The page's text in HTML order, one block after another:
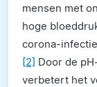
mensen met
hoge
corona-
[2] Door de
verbetert het